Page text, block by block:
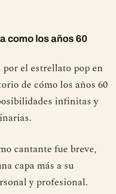
como los años 60
por el estrellato pop en
de cómo los años 60
infinitas y
cantante fue breve,
capa más a su
y profesional.